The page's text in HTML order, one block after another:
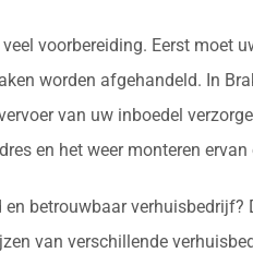
voorbereiding. Eerst
worden afgehandeld. In
van uw inboedel
en het weer monteren
betrouwbaar
van verschillende